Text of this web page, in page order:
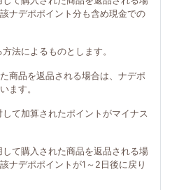
ナデポポイント分も含め現金での
法によるものとします。
商品を返品される場合は、ナデポ
ます。
して加算されたポイントがマイナス
して購入された商品を返品される場
ナデポポイントが1～2日後に戻り